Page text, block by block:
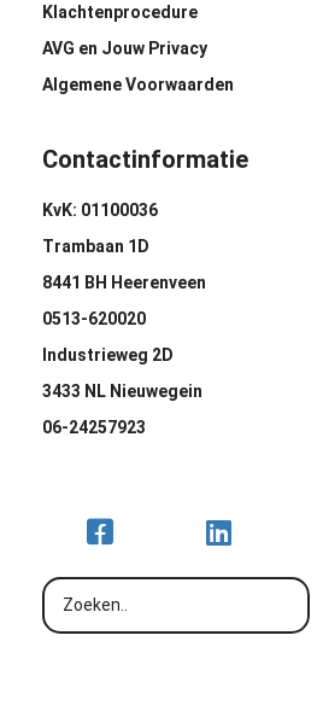
Klachtenprocedure
AVG en Jouw Privacy
Algemene Voorwaarden
Contactinformatie
KvK: 01100036
Trambaan 1D
8441 BH Heerenveen
0513-620020
Industrieweg 2D
3433 NL Nieuwegein
06-24257923